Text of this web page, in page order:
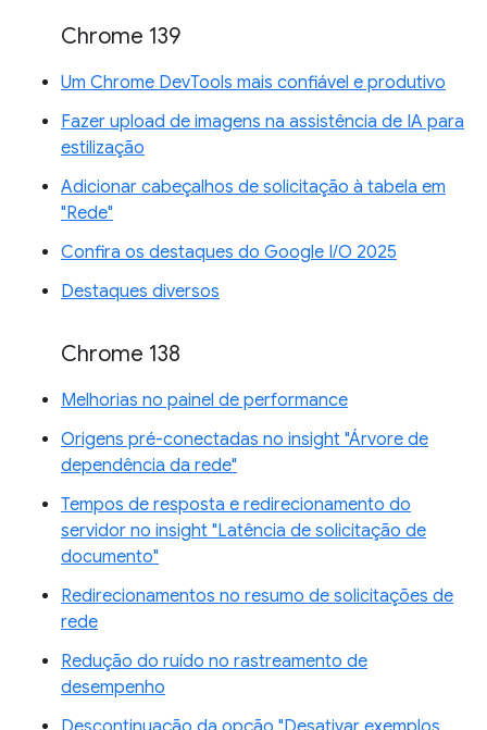
Chrome 139
Um Chrome DevTools mais confiável e produtivo
Fazer upload de imagens na assistência de IA para
estilização
Adicionar cabeçalhos de solicitação à tabela em
"Rede"
Confira os destaques do Google I/O 2025
Destaques diversos
Chrome 138
Melhorias no painel de performance
Origens pré-conectadas no insight "Árvore de
dependência da rede"
Tempos de resposta e redirecionamento do
servidor no insight "Latência de solicitação de
documento"
Redirecionamentos no resumo de solicitações de
rede
Redução do ruído no rastreamento de
desempenho